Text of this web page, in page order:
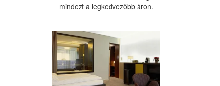
mindezt a legkedvezőbb áron.